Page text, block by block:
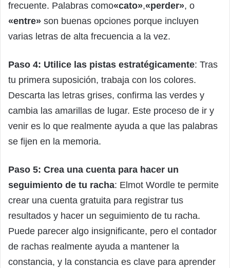
frecuente. Palabras como«cato»,«perder», o
«entre» son buenas opciones porque incluyen
varias letras de alta frecuencia a la vez.
Paso 4: Utilice las pistas estratégicamente: Tras
tu primera suposición, trabaja con los colores.
Descarta las letras grises, confirma las verdes y
cambia las amarillas de lugar. Este proceso de ir y
venir es lo que realmente ayuda a que las palabras
se fijen en la memoria.
Paso 5: Crea una cuenta para hacer un
seguimiento de tu racha: Elmot Wordle te permite
crear una cuenta gratuita para registrar tus
resultados y hacer un seguimiento de tu racha.
Puede parecer algo insignificante, pero el contador
de rachas realmente ayuda a mantener la
constancia, y la constancia es clave para aprender